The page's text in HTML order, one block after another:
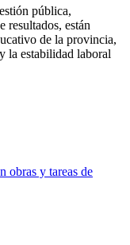
pública,
resultados, están
de la provincia,
la estabilidad laboral
obras y tareas de